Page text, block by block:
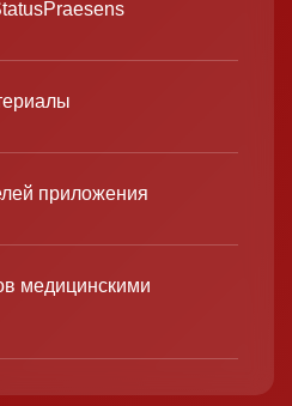
приложения
медицинскими